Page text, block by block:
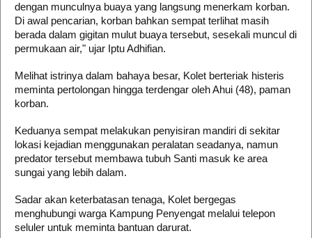
dengan munculnya buaya yang langsung menerkam korban.
Di awal pencarian, korban bahkan sempat terlihat masih
berada dalam gigitan mulut buaya tersebut, sesekali muncul di
permukaan air," ujar Iptu Adhifian.
​Melihat istrinya dalam bahaya besar, Kolet berteriak histeris
meminta pertolongan hingga terdengar oleh Ahui (48), paman
korban.
Keduanya sempat melakukan penyisiran mandiri di sekitar
lokasi kejadian menggunakan peralatan seadanya, namun
predator tersebut membawa tubuh Santi masuk ke area
sungai yang lebih dalam.
Sadar akan keterbatasan tenaga, Kolet bergegas
menghubungi warga Kampung Penyengat melalui telepon
seluler untuk meminta bantuan darurat.